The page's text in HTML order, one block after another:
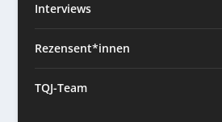
Interviews
Rezensent*innen
TQJ-Team